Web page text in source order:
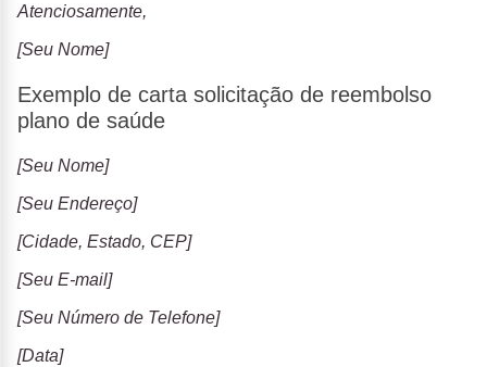
Atenciosamente,
[Seu Nome]
Exemplo de carta solicitação de reembolso
plano de saúde
[Seu Nome]
[Seu Endereço]
[Cidade, Estado, CEP]
[Seu E-mail]
[Seu Número de Telefone]
[Data]